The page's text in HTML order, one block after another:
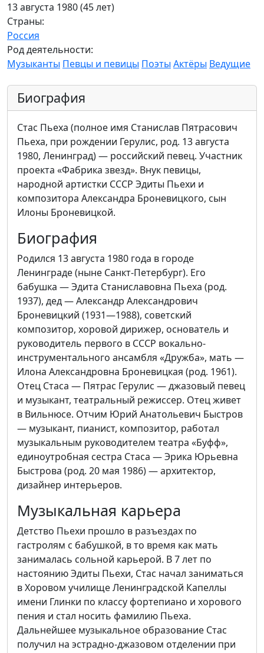
13 августа 1980 (45 лет)
Страны:
Россия
Род деятельности:
Музыканты Певцы и певицы Поэты Актёры Ведущие
Биография
Стас Пьеха (полное имя Станислав Пятрасович
Пьеха, при рождении Герулис, род. 13 августа
1980, Ленинград) — российский певец. Участник
проекта «Фабрика звезд». Внук певицы,
народной артистки СССР Эдиты Пьехи и
композитора Александра Броневицкого, сын
Илоны Броневицкой.
Биография
Родился 13 августа 1980 года в городе
Ленинграде (ныне Санкт-Петербург). Его
бабушка — Эдита Станиславовна Пьеха (род.
1937), дед — Александр Александрович
Броневицкий (1931—1988), советский
композитор, хоровой дирижер, основатель и
руководитель первого в СССР вокально-
инструментального ансамбля «Дружба», мать —
Илона Александровна Броневицкая (род. 1961).
Отец Стаса — Пятрас Герулис — джазовый певец
и музыкант, театральный режиссер. Отец живет
в Вильнюсе. Отчим Юрий Анатольевич Быстров
— музыкант, пианист, композитор, работал
музыкальным руководителем театра «Буфф»,
единоутробная сестра Стаса — Эрика Юрьевна
Быстрова (род. 20 мая 1986) — архитектор,
дизайнер интерьеров.
Музыкальная карьера
Детство Пьехи прошло в разъездах по
гастролям с бабушкой, в то время как мать
занималась сольной карьерой. В 7 лет по
настоянию Эдиты Пьехи, Стас начал заниматься
в Хоровом училище Ленинградской Капеллы
имени Глинки по классу фортепиано и хорового
пения и стал носить фамилию Пьеха.
Дальнейшее музыкальное образование Стас
получил на эстрадно-джазовом отделении при